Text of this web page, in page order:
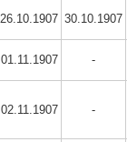
26.10.1907 30.10.1907
01.11.1907 -
02.11.1907 -